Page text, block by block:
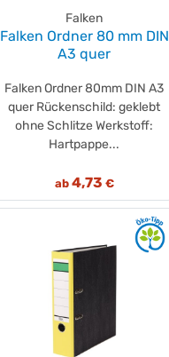
Falken
Falken Ordner 80 mm DIN
A3 quer
Falken Ordner 80mm DIN A3
quer Rückenschild: geklebt
ohne Schlitze Werkstoff:
Hartpappe...
ab 4,73 €